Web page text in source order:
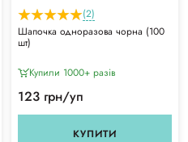
(2)
Шапочка одноразова чорна (100
шт)
Купили 1000+ разiв
123 грн/уп
КУПИТИ